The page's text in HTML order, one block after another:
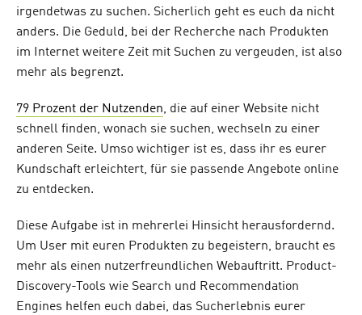
irgendetwas zu suchen. Sicherlich geht es euch da nicht
anders. Die Geduld, bei der Recherche nach Produkten
im Internet weitere Zeit mit Suchen zu vergeuden, ist also
mehr als begrenzt.
79 Prozent der Nutzenden, die auf einer Website nicht
schnell finden, wonach sie suchen, wechseln zu einer
anderen Seite. Umso wichtiger ist es, dass ihr es eurer
Kundschaft erleichtert, für sie passende Angebote online
zu entdecken.
Diese Aufgabe ist in mehrerlei Hinsicht herausfordernd.
Um User mit euren Produkten zu begeistern, braucht es
mehr als einen nutzerfreundlichen Webauftritt. Product-
Discovery-Tools wie Search und Recommendation
Engines helfen euch dabei, das Sucherlebnis eurer